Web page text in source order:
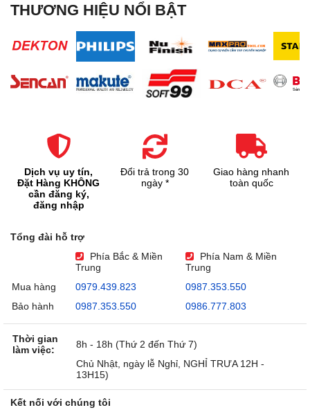
THƯƠNG HIỆU NỔI BẬT
Dịch vụ uy tín,
Đặt Hàng KHÔNG
cần đăng ký,
đăng nhập
Đổi trả trong 30
ngày *
Giao hàng nhanh
toàn quốc
Tổng đài hỗ trợ
Phía Bắc & Miền
Trung
Phía Nam & Miền
Trung
Mua hàng
0979.439.823
0987.353.550
Bảo hành
0987.353.550 0986.777.803
Thời gian
làm việc:
8h - 18h (Thứ 2 đến Thứ 7)
Chủ Nhật, ngày lễ Nghỉ, NGHỈ TRƯA 12H -
13H15)
Kết nối với chúng tôi